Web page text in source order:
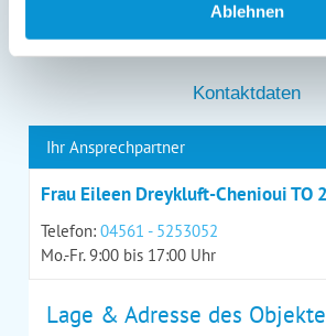
Ablehnen
Kontaktdaten
Ihr Ansprechpartner
Frau Eileen Dreykluft-Chenioui TO
Telefon: 04561 - 5253052
Mo.-Fr. 9:00 bis 17:00 Uhr
Lage & Adresse des